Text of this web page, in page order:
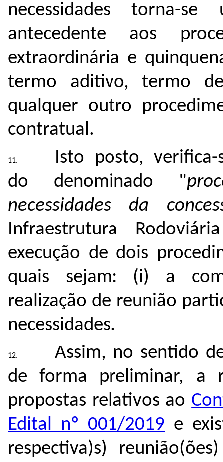
necessidades torna-
antecedente aos
extraordinária e
termo aditivo, termo
qualquer outro
contratual.
Isto posto,
do denominado "
necessidades da
Infraestrutura
execução de dois
quais sejam: (i) a
realização de reunião
necessidades.
Assim, no sentido
de forma preliminar, a
propostas relativos ao
Edital nº 001/2019 e
respectiva)s)